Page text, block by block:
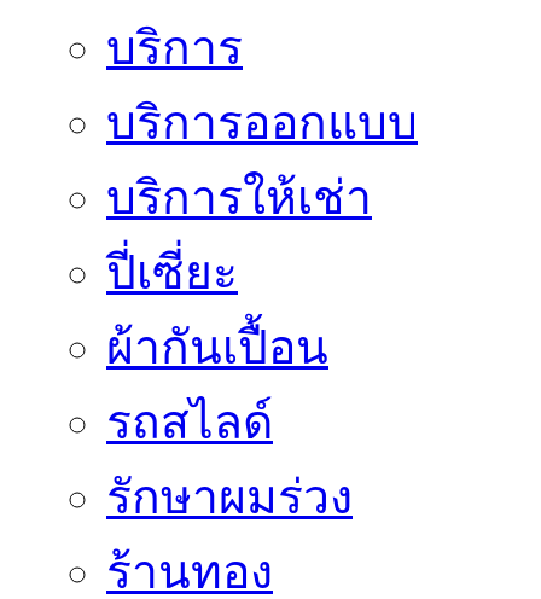
บริการ
บริการออกแบบ
บริการให้เช่า
ปี่เซี่ยะ
ผ้ากันเปื้อน
รถสไลด์
รักษาผมร่วง
ร้านทอง